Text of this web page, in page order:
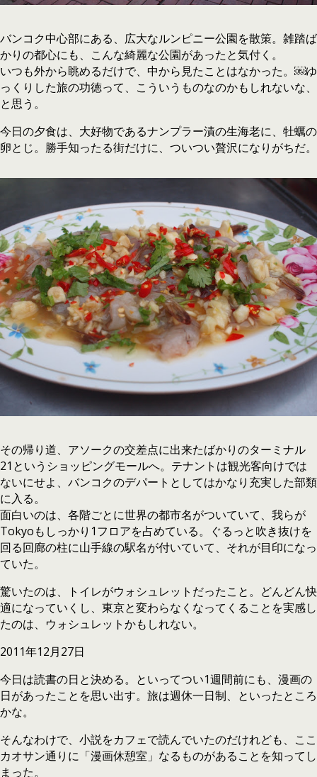
バンコク中心部にある、広大なルンピニー公園を散策。雑踏ば
かりの都心にも、こんな綺麗な公園があったと気付く。
いつも外から眺めるだけで、中から見たことはなかった。￼ゆ
っくりした旅の功徳って、こういうものなのかもしれないな、
と思う。
今日の夕食は、大好物であるナンプラー漬の生海老に、牡蠣の
卵とじ。勝手知ったる街だけに、ついつい贅沢になりがちだ。
その帰り道、アソークの交差点に出来たばかりのターミナル
21というショッピングモールへ。テナントは観光客向けでは
ないにせよ、バンコクのデパートとしてはかなり充実した部類
に入る。
面白いのは、各階ごとに世界の都市名がついていて、我らが
Tokyoもしっかり1フロアを占めている。ぐるっと吹き抜けを
回る回廊の柱に山手線の駅名が付いていて、それが目印になっ
ていた。
驚いたのは、トイレがウォシュレットだったこと。どんどん快
適になっていくし、東京と変わらなくなってくることを実感し
たのは、ウォシュレットかもしれない。
2011年12月27日
今日は読書の日と決める。といってつい1週間前にも、漫画の
日があったことを思い出す。旅は週休一日制、といったところ
かな。
そんなわけで、小説をカフェで読んでいたのだけれども、ここ
カオサン通りに「漫画休憩室」なるものがあることを知ってし
まった。